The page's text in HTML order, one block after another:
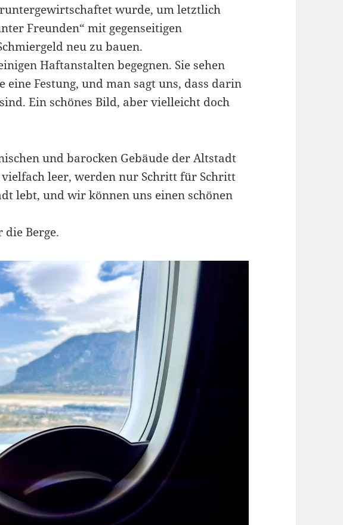
wurde, um letztlich
Freunden“ mit gegenseitigen
neu zu bauen.
Haftanstalten begegnen. Sie sehen
Festung, und man sagt uns, dass darin
Ein schönes Bild, aber vielleicht doch
und barocken Gebäude der Altstadt
vielfach leer, werden nur Schritt für Schritt
lebt, und wir können uns einen schönen
die Berge.